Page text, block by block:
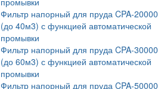
Фильтр напорный для пруда CPA-20000
(до 40м3) с функцией автоматической
промывки
Фильтр напорный для пруда CPA-30000
(до 60м3) с функцией автоматической
промывки
Фильтр напорный для пруда CPA-50000